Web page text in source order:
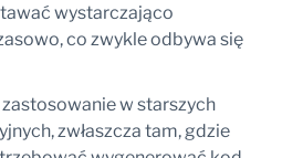
wystarczająco
co zwykle odbywa się
w starszych
zwłaszcza tam, gdzie